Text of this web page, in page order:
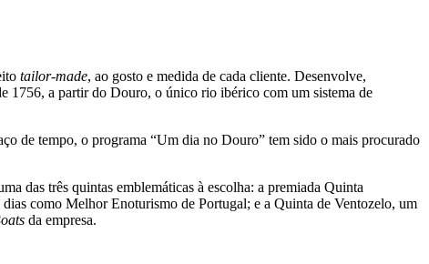
tailor-made, ao gosto e medida de cada cliente. Desenvolve,
1756, a partir do Douro, o único rio ibérico com um sistema de
de tempo, o programa “Um dia no Douro” tem sido o mais procurado
das três quintas emblemáticas à escolha: a premiada Quinta
como Melhor Enoturismo de Portugal; e a Quinta de Ventozelo, um
da empresa.